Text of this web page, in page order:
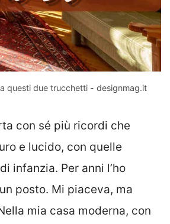
questi due trucchetti - designmag.it
con sé più ricordi che
e lucido, con quelle
infanzia. Per anni l’ho
posto. Mi piaceva, ma
mia casa moderna, con